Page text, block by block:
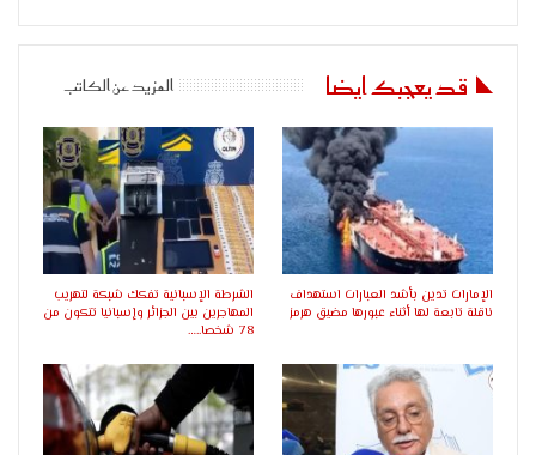
قد يعجبك ايضا المزيد عن الكاتب
الإمارات تدين بأشد العبارات استهداف
ناقلة تابعة لها أثناء عبورها مضيق هرمز
الشرطة الإسبانية تفكك شبكة لتهريب
المهاجرين بين الجزائر وإسبانيا تتكون من
78 شخصا..…